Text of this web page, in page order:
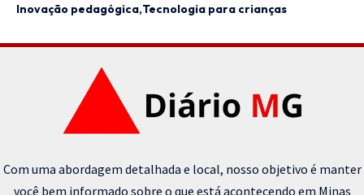
Inovação pedagógica Tecnologia para crianças
Com uma abordagem detalhada e local, nosso objetivo é manter
você bem informado sobre o que está acontecendo em Minas